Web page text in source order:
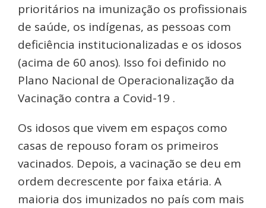
prioritários na imunização os profissionais
de saúde, os indígenas, as pessoas com
deficiência institucionalizadas e os idosos
(acima de 60 anos). Isso foi definido no
Plano Nacional de Operacionalização da
Vacinação contra a Covid-19 .
Os idosos que vivem em espaços como
casas de repouso foram os primeiros
vacinados. Depois, a vacinação se deu em
ordem decrescente por faixa etária. A
maioria dos imunizados no país com mais